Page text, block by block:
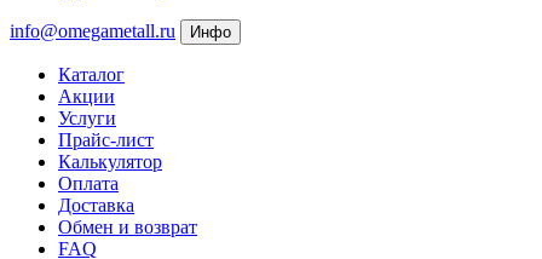
info@omegametall.ru Инфо
Каталог
Акции
Услуги
Прайс-лист
Калькулятор
Оплата
Доставка
Обмен и возврат
FAQ